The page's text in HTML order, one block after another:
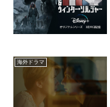
海外ドラマ